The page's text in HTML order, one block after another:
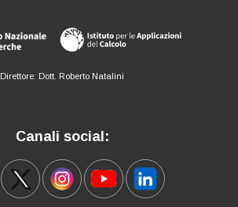
Direttore: Dott. Roberto Natalini
Canali social: